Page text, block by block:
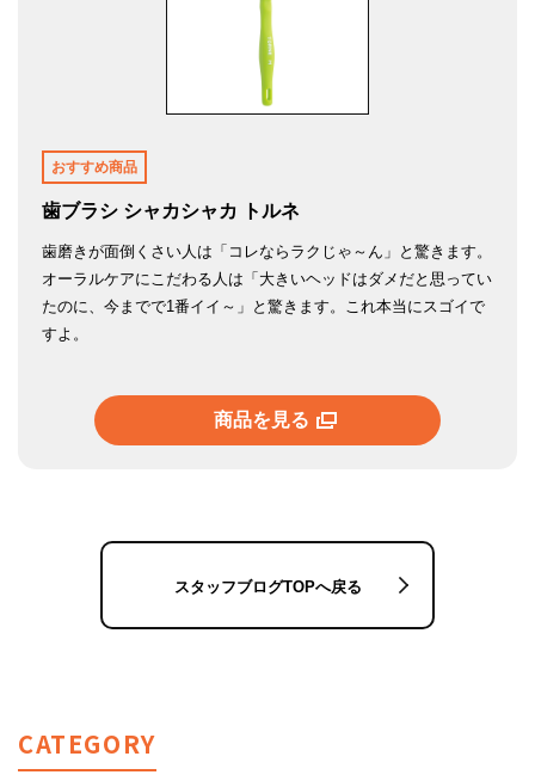
おすすめ商品
歯ブラシ シャカシャカ トルネ
歯磨きが面倒くさい人は「コレならラクじゃ～ん」と驚きます。
オーラルケアにこだわる人は「大きいヘッドはダメだと思ってい
たのに、今までで1番イイ～」と驚きます。これ本当にスゴイで
すよ。
商品を見る
スタッフブログTOPへ戻る
CATEGORY